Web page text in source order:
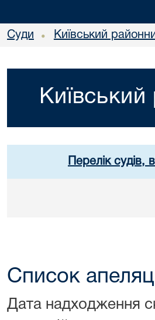
Суди • Київський
Перелік судів,
Список
Дата надходження